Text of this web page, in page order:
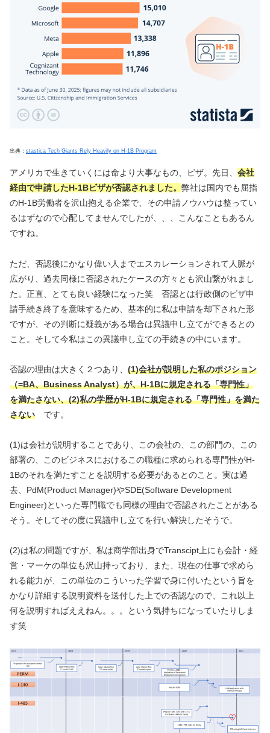
出典： stastica Tech Giants Rely Heavily on H-1B Program
アメリカで生きていくには命より大事なもの、ビザ。先日、 会社
経由で申請したH-1Bビザが否認されました。 弊社は国内でも屈指
のH-1B労働者を沢山抱える企業で、その申請ノウハウは整ってい
るはずなので心配してませんでしたが、、、こんなこともあるん
ですね。
ただ、否認後にかなり偉い人までエスカレーションされて人脈が
広がり、過去同様に否認されたケースの方々とも沢山繋がれまし
た。正直、とても良い経験になった笑 否認とは行政側のビザ申
請手続き終了を意味するため、基本的に私は申請を却下された形
ですが、その判断に疑義がある場合は異議申し立てができるとの
こと。そして今私はこの異議申し立ての手続きの中にいます。
否認の理由は大きく２つあり、 (1)会社が説明した私のポジション
（=BA、Business Analyst）が、H-1Bに規定される「専門性」
を満たさない、(2)私の学歴がH-1Bに規定される「専門性」を満た
さない です。
(1)は会社が説明することであり、この会社の、この部門の、この
部署の、このビジネスにおけるこの職種に求められる専門性がH-
1Bのそれを満たすことを説明する必要があるとのこと。実は過
去、PdM(Product Manager)やSDE(Software Development
Engineer)といった専門職でも同様の理由で否認されたことがある
そう。そしてその度に異議申し立てを行い解決したそうで。
(2)は私の問題ですが、私は商学部出身でTranscipt上にも会計・経
営・マーケの単位も沢山持っており、また、現在の仕事で求めら
れる能力が、この単位のこういった学習で身に付いたという旨を
かなり詳細する説明資料を送付した上での否認なので、これ以上
何を説明すればええねん。。。という気持ちになっていたりしま
す笑